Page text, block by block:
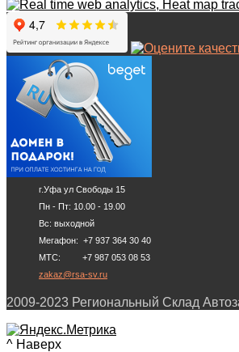
г.Уфа ул Свободы 15
Пн - Пт: 10.00 - 19.00
Вс: выходной
Мегафон: +7 937 364 30 40
МТС: +7 987 053 08 53
zakaz@rsa-sv.ru
2009-2023 Региональный Склад
^ Наверх